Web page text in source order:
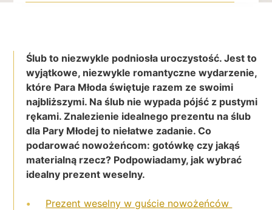
Ślub to niezwykle podniosła uroczystość. Jest to
wyjątkowe, niezwykle romantyczne wydarzenie,
które Para Młoda świętuje razem ze swoimi
najbliższymi. Na ślub nie wypada pójść z pustymi
rękami. Znalezienie idealnego prezentu na ślub
dla Pary Młodej to niełatwe zadanie. Co
podarować nowożeńcom: gotówkę czy jakąś
materialną rzecz? Podpowiadamy, jak wybrać
idealny prezent weselny.
Prezent weselny w guście nowożeńców